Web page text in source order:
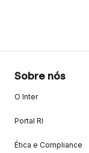
Sobre nós
O Inter
Portal RI
Ética e Compliance